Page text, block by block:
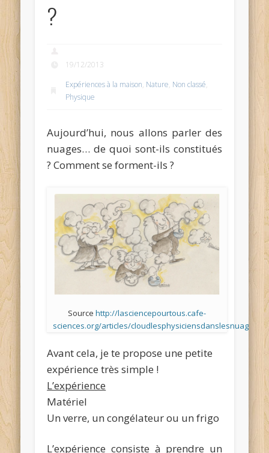
?
19/12/2013
Expériences à la maison, Nature, Non classé,
Physique
Aujourd’hui, nous allons parler des
nuages… de quoi sont-ils constitués
? Comment se forment-ils ?
Sourcehttp://lasciencepourtous.cafe-
sciences.org/articles/cloudlesphysiciensdanslesnuages/
Avant cela, je te propose une petite
expérience très simple !
L’expérience
Matériel
Un verre, un congélateur ou un frigo
L’expérience consiste à prendre un